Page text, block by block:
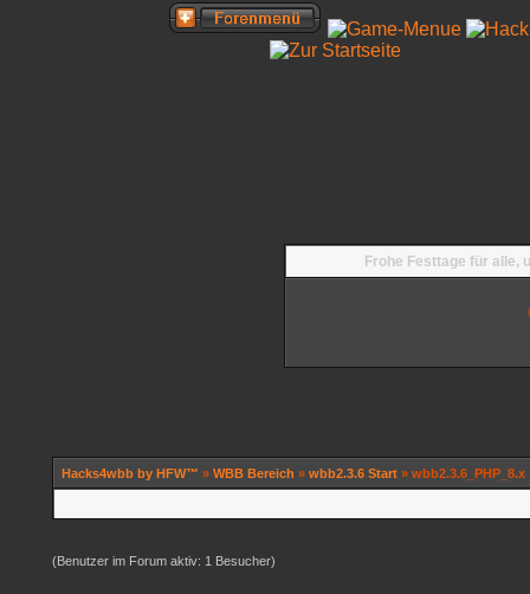
Frohe Festtage für alle,
Hacks4wbb by HFW™ » WBB Bereich » wbb2.3.6 Start » wbb2.3.6_PHP_8.x
(Benutzer im Forum aktiv: 1 Besucher)